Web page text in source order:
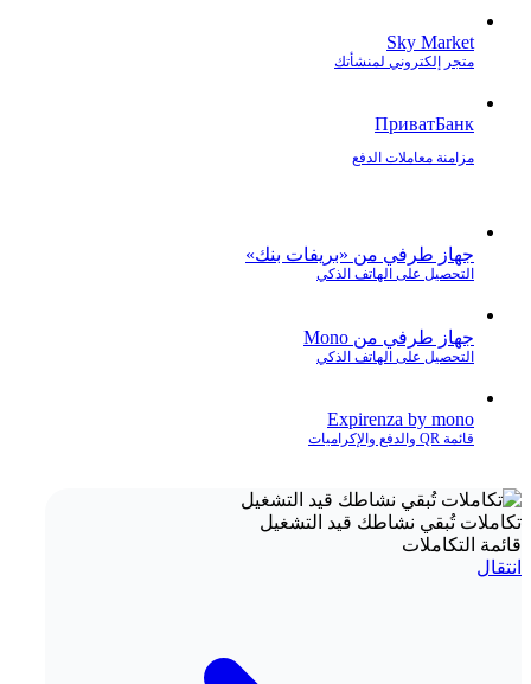
Sky Market
متجر إلكتروني لمنشأتك
ПриватБанк
مزامنة معاملات الدفع
جهاز طرفي من «بريفات بنك»
التحصيل على الهاتف الذكي
جهاز طرفي من Mono
التحصيل على الهاتف الذكي
Expirenza by mono
قائمة QR والدفع والإكراميات
تكاملات تُبقي نشاطك قيد التشغيل
قائمة التكاملات
انتقال